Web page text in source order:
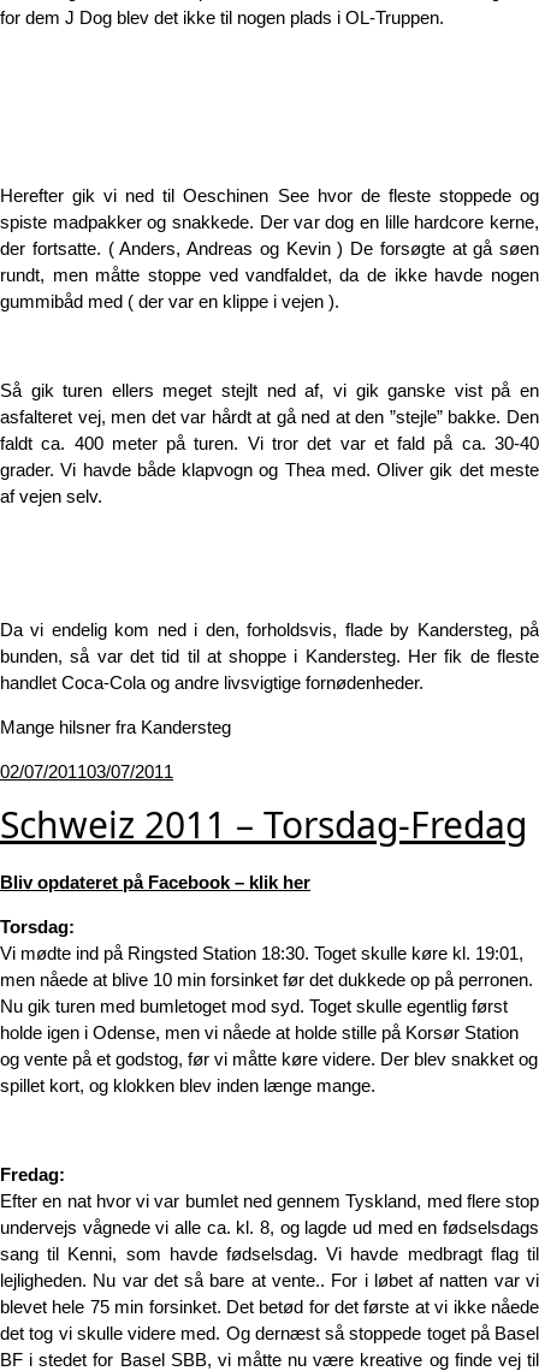
for dem J Dog blev det ikke til nogen plads i OL-Truppen.
Herefter gik vi ned til Oeschinen See hvor de fleste stoppede og
spiste madpakker og snakkede. Der var dog en lille hardcore kerne,
der fortsatte. ( Anders, Andreas og Kevin ) De forsøgte at gå søen
rundt, men måtte stoppe ved vandfaldet, da de ikke havde nogen
gummibåd med ( der var en klippe i vejen ).
Så gik turen ellers meget stejlt ned af, vi gik ganske vist på en
asfalteret vej, men det var hårdt at gå ned at den ”stejle” bakke. Den
faldt ca. 400 meter på turen. Vi tror det var et fald på ca. 30-40
grader. Vi havde både klapvogn og Thea med. Oliver gik det meste
af vejen selv.
Da vi endelig kom ned i den, forholdsvis, flade by Kandersteg, på
bunden, så var det tid til at shoppe i Kandersteg. Her fik de fleste
handlet Coca-Cola og andre livsvigtige fornødenheder.
Mange hilsner fra Kandersteg
Udgivet
02/07/201103/07/2011
Schweiz 2011 – Torsdag-Fredag
Bliv opdateret på Facebook – klik her
Torsdag:
Vi mødte ind på Ringsted Station 18:30. Toget skulle køre kl. 19:01,
men nåede at blive 10 min forsinket før det dukkede op på perronen.
Nu gik turen med bumletoget mod syd. Toget skulle egentlig først
holde igen i Odense, men vi nåede at holde stille på Korsør Station
og vente på et godstog, før vi måtte køre videre. Der blev snakket og
spillet kort, og klokken blev inden længe mange.
Fredag:
Efter en nat hvor vi var bumlet ned gennem Tyskland, med flere stop
undervejs vågnede vi alle ca. kl. 8, og lagde ud med en fødselsdags
sang til Kenni, som havde fødselsdag. Vi havde medbragt flag til
lejligheden. Nu var det så bare at vente.. For i løbet af natten var vi
blevet hele 75 min forsinket. Det betød for det første at vi ikke nåede
det tog vi skulle videre med. Og dernæst så stoppede toget på Basel
BF i stedet for Basel SBB, vi måtte nu være kreative og finde vej til